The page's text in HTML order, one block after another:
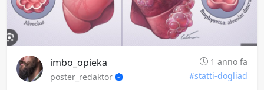
imbo_opieka
1 anno fa
poster_redaktor
#statti-dogliad